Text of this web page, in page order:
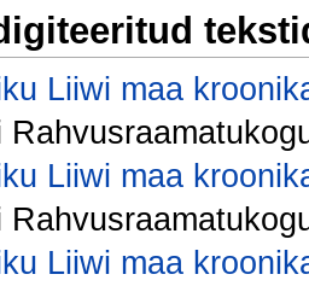
Liiwi maa
Liiwi maa
Liiwi maa